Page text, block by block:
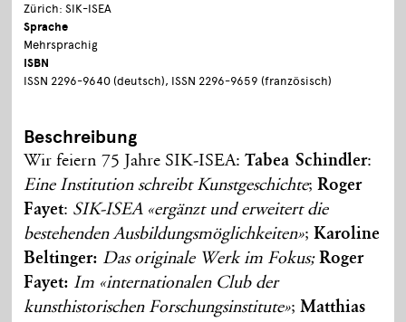
Zürich: SIK-ISEA
Sprache
Mehrsprachig
ISBN
ISSN 2296-9640 (deutsch), ISSN 2296-9659 (französisch)
Beschreibung
Wir feiern 75 Jahre SIK-ISEA:Tabea Schindler:
Eine Institution schreibt Kunstgeschichte;Roger
Fayet: SIK-ISEA «ergänzt und erweitert die
bestehenden Ausbildungsmöglichkeiten»;Karoline
Beltinger: Das originale Werk im Fokus; Roger
Fayet: Im «internationalen Club der
kunsthistorischen Forschungsinstitute»;Matthias